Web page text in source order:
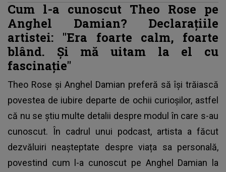
Cum l-a cunoscut Theo Rose pe
Anghel Damian? Declarațiile
artistei: "Era foarte calm, foarte
blând. Și mă uitam la el cu
fascinație"
Theo Rose și Anghel Damian preferă să își trăiască
povestea de iubire departe de ochii curioșilor, astfel
că nu se știu multe detalii despre modul în care s-au
cunoscut. În cadrul unui podcast, artista a făcut
dezvăluiri neașteptate despre viața sa personală,
povestind cum l-a cunoscut pe Anghel Damian la